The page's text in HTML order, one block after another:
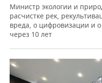
Министр экологии и
расчистке рек,
вреда, о цифровизации и о
через 10 лет